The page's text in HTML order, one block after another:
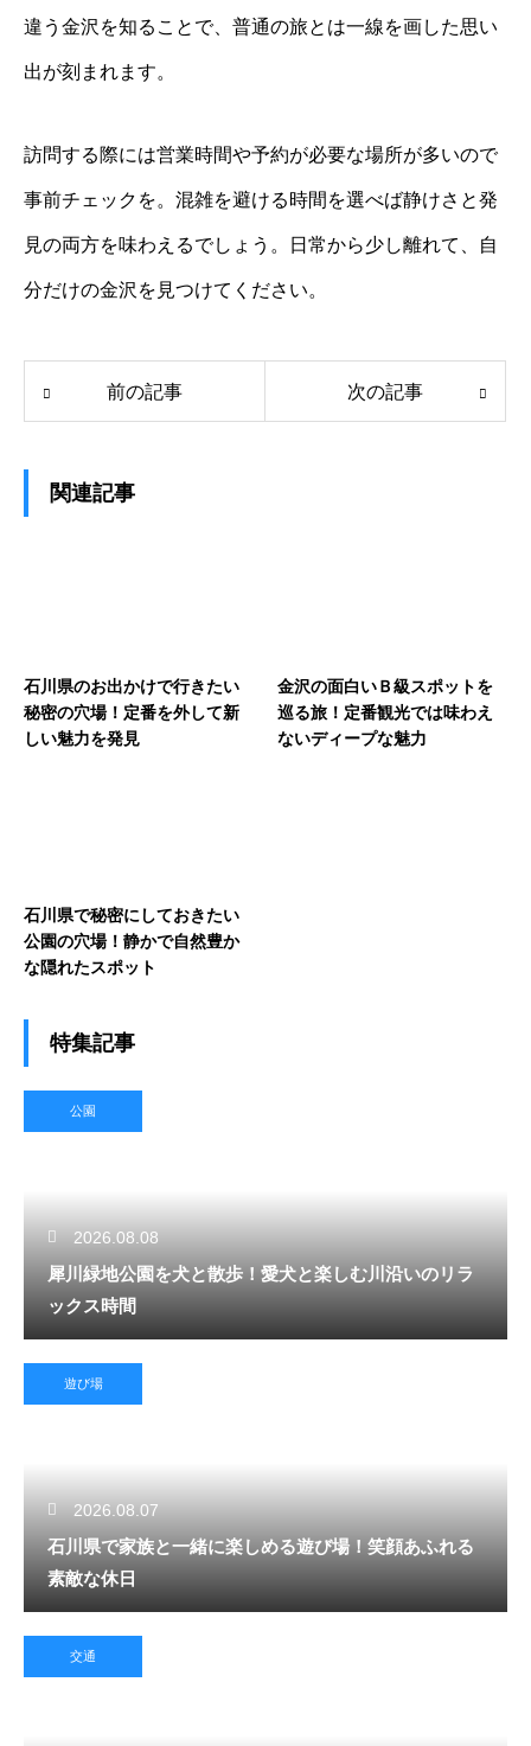
違う金沢を知ることで、普通の旅とは一線を画した思い
出が刻まれます。
訪問する際には営業時間や予約が必要な場所が多いので
事前チェックを。混雑を避ける時間を選べば静けさと発
見の両方を味わえるでしょう。日常から少し離れて、自
分だけの金沢を見つけてください。
前の記事 次の記事
関連記事
石川県のお出かけで行きたい
秘密の穴場！定番を外して新
しい魅力を発見
金沢の面白いＢ級スポットを
巡る旅！定番観光では味わえ
ないディープな魅力
石川県で秘密にしておきたい
公園の穴場！静かで自然豊か
な隠れたスポット
特集記事
公園
2026.08.08
犀川緑地公園を犬と散歩！愛犬と楽しむ川沿いのリラ
ックス時間
遊び場
2026.08.07
石川県で家族と一緒に楽しめる遊び場！笑顔あふれる
素敵な休日
交通